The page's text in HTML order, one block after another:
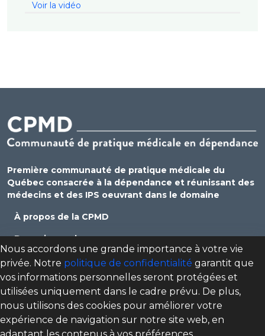
Voir la vidéo
Première communauté de pratique médicale du
Québec consacrée à la dépendance et réunissant des
médecins et des IPS oeuvrant dans le domaine
À propos de la CPMD
Devenir membre
Se connecter
Nous joindre
Politique de confidentialité
Direction des programmes santé mentale, dépendance
Nous accordons une grande importance à votre vie
privée. Notre politique de confidentialité garantit que
vos informations personnelles seront protégées et
utilisées uniquement dans le cadre prévu. De plus,
nous utilisons des cookies pour améliorer votre
expérience de navigation sur notre site web, en